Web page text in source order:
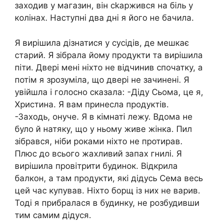
заходив у магазин, він сkаржився на біль у
колінах. Наступні два дні я його не бачила.
Я вирішила дізнатися у сусідів, де мешкає
старий. Я зібрала йому продукти та вирішила
піти. Двері мені ніхто не відчинив спочатку, а
потім я зрозуміла, що двері не зачинені. Я
увійшла і голосно сказала: -Діду Сьома, це я,
Христина. Я вам принесла продуктів.
-Заходь, онуче. Я в кімнаті лежу. Вдома не
було й натяку, що у ньому живе жінка. Пил
зібрався, ніби роками ніхто не протирав.
Плюс до всього жахливий запах гнилі. Я
вирішила провітрити будинок. Відкрила
балкон, а там продукти, які дідусь Сема весь
цей час купував. Ніхто борщ із них не варив.
Тоді я прибралася в будинку, не розбудивши
тим самим дідуся.